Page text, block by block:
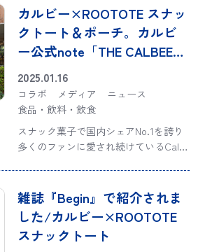
あったかマフラーとしても、斜めがけ
できるミニトートとしても使える「マ
フ・ルー」があ […]
カルビー×ROOTOTE スナッ
クトート＆ポーチ。カルビ
ー公式note「THE CALBEE」
で、その誕生秘話を公開！
2025.01.16
コラボ メディア
ニュース
食品・飲料・飲食
スナック菓子で国内シェアNo.1を誇り
多くのファンに愛され続けているCalb
ドROOTOTE（ルートート）が出会う
ことで生まれたのは、スナック菓子を
こよ […]
雑誌『Begin』で紹介されま
した/カルビー×ROOTOTE
スナックトート